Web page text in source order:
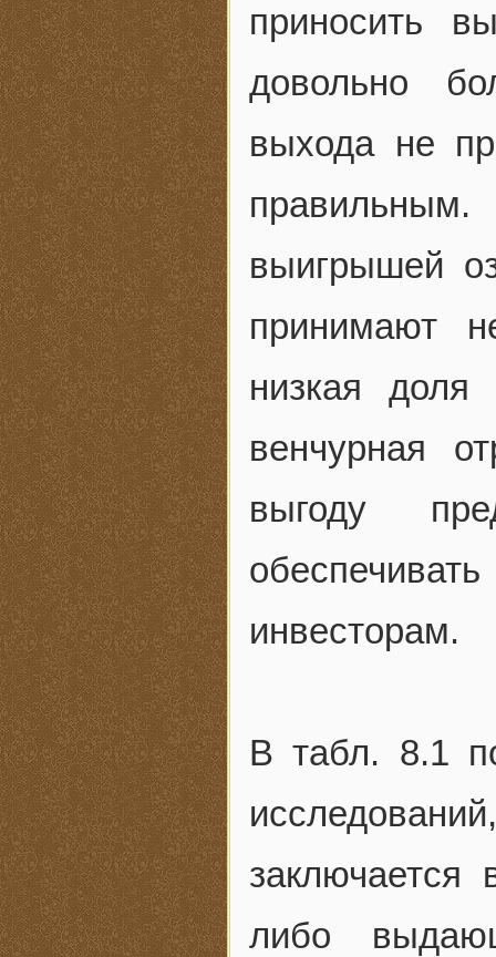
приносить
довольно
выхода не
выигрышей
принимают
низкая доля
венчурная
выгоду
инвесторам.
В табл. 8.1
заключается
либо